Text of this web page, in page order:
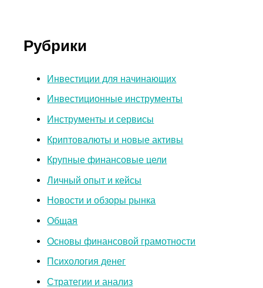
Рубрики
Инвестиции для начинающих
Инвестиционные инструменты
Инструменты и сервисы
Криптовалюты и новые активы
Крупные финансовые цели
Личный опыт и кейсы
Новости и обзоры рынка
Общая
Основы финансовой грамотности
Психология денег
Стратегии и анализ